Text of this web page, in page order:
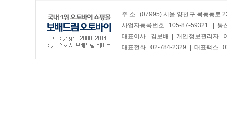
주 소 : (07995) 서울 양천구 목동동로
사업자등록번호 : 105-87-59321 | 통
대표이사 : 김보배 | 개인정보관리자 :
대표전화 : 02-784-2329 | 대표팩스 :